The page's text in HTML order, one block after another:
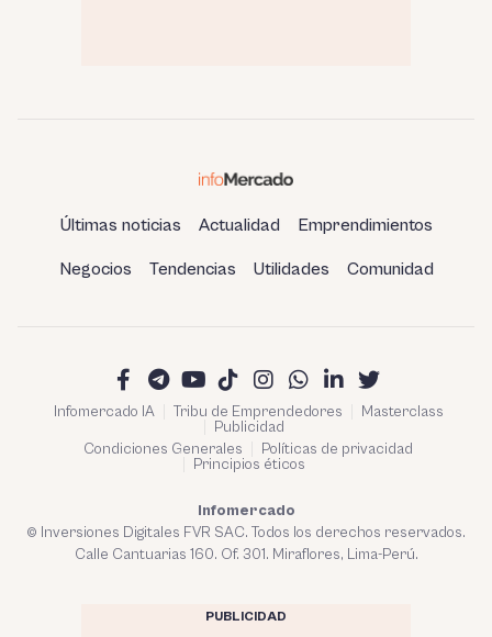
Últimas noticias Actualidad Emprendimientos
Negocios Tendencias Utilidades Comunidad
Infomercado IA Tribu de Emprendedores
Masterclass
Publicidad
Condiciones Generales
Políticas de privacidad
Principios éticos
Infomercado
© Inversiones Digitales FVR SAC. Todos los derechos reservados.
Calle Cantuarias 160. Of. 301. Miraflores, Lima-Perú.
PUBLICIDAD